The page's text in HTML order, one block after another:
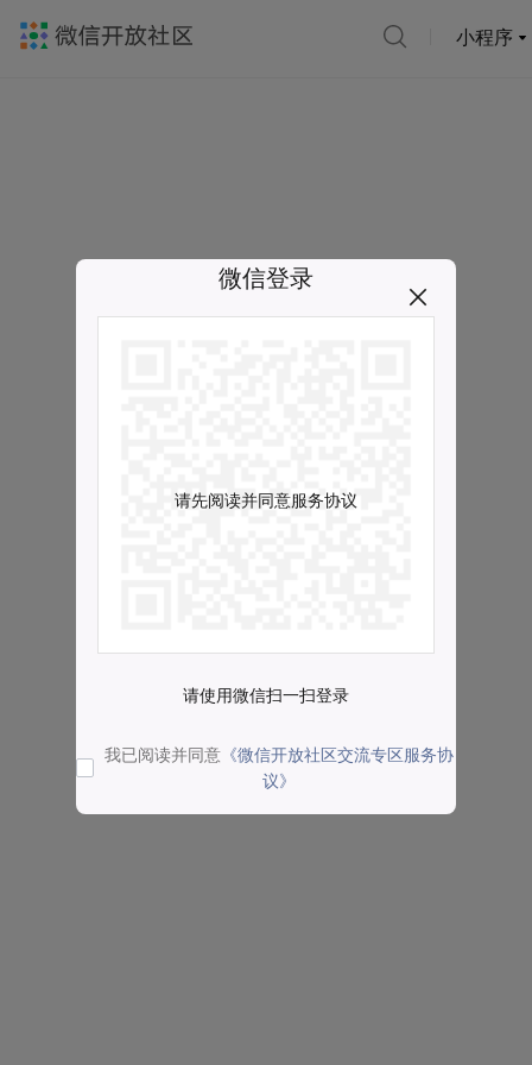
小程序
微信登录
请先阅读并同意服务协议
请使用微信扫一扫登录
我已阅读并同意 《微信开放社区交流专区服务协
议》